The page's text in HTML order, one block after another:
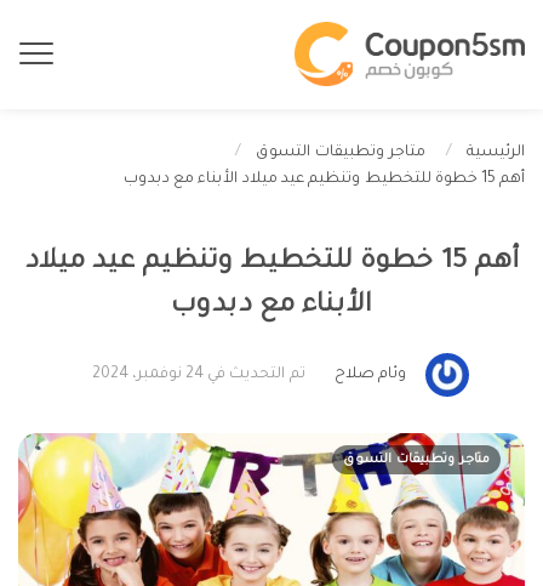
الرئيسية
متاجر وتطبيقات التسوق
أهم 15 خطوة للتخطيط وتنظيم عيد ميلاد الأبناء مع دبدوب
أهم 15 خطوة للتخطيط وتنظيم عيد ميلاد
الأبناء مع دبدوب
وئام صلاح تم التحديث في 24 نوفمبر، 2024
متاجر وتطبيقات التسوق